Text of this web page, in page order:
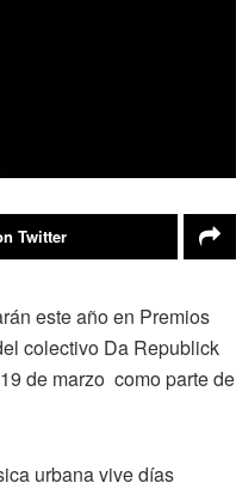
Twitter
este año en Premios
colectivo Da Republick
de marzo como parte de
urbana vive días